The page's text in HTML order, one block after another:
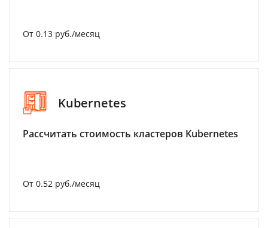
От 0.13 руб./месяц
Kubernetes
Рассчитать стоимость кластеров Kubernetes
От 0.52 руб./месяц